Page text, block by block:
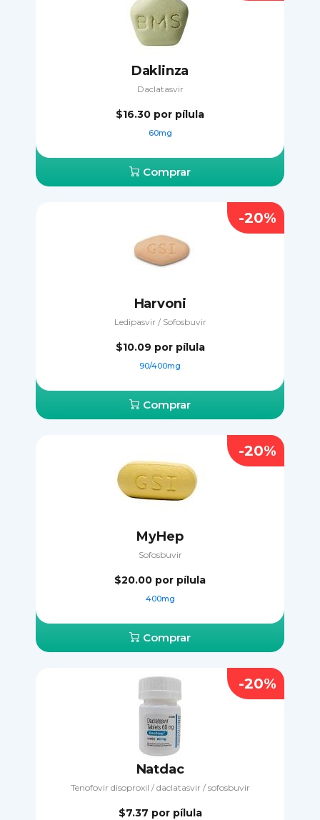
Daklinza
Daclatasvir
$16.30 por pílula
60mg
Comprar
Harvoni
Ledipasvir / Sofosbuvir
$10.09 por pílula
90/400mg
Comprar
-20%
MyHep
Sofosbuvir
$20.00 por pílula
400mg
Comprar
-20%
Natdac
Tenofovir disoproxil / daclatasvir / sofosbuvir
$7.37 por pílula
-20%